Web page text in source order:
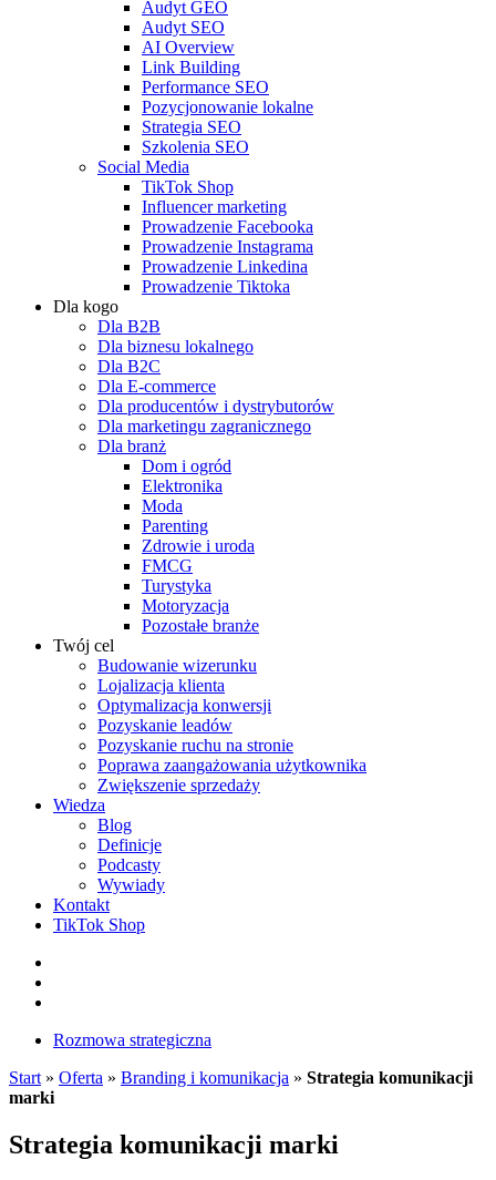
Audyt GEO
Audyt SEO
AI Overview
Link Building
Performance SEO
Pozycjonowanie lokalne
Strategia SEO
Szkolenia SEO
Social Media
TikTok Shop
Influencer marketing
Prowadzenie Facebooka
Prowadzenie Instagrama
Prowadzenie Linkedina
Prowadzenie Tiktoka
Dla kogo
Dla B2B
Dla biznesu lokalnego
Dla B2C
Dla E-commerce
Dla producentów i dystrybutorów
Dla marketingu zagranicznego
Dla branż
Dom i ogród
Elektronika
Moda
Parenting
Zdrowie i uroda
FMCG
Turystyka
Motoryzacja
Pozostałe branże
Twój cel
Budowanie wizerunku
Lojalizacja klienta
Optymalizacja konwersji
Pozyskanie leadów
Pozyskanie ruchu na stronie
Poprawa zaangażowania użytkownika
Zwiększenie sprzedaży
Wiedza
Blog
Definicje
Podcasty
Wywiady
Kontakt
TikTok Shop
Rozmowa strategiczna
Start » Oferta » Branding i komunikacja » Strategia komunikacji
marki
Strategia komunikacji marki